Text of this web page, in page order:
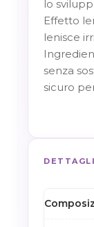
lo
Effetto
lenisce
senza
sicuro